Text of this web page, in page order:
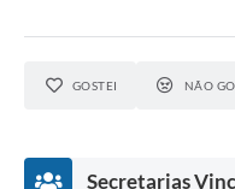
GOSTEI NÃO
Secretarias